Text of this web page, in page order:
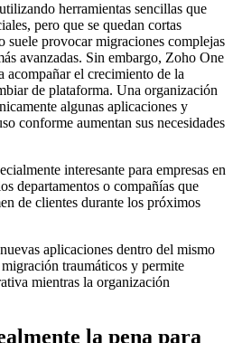
herramientas sencillas que
pero que se quedan cortas
suele provocar migraciones complejas
avanzadas. Sin embargo, Zoho One
acompañar el crecimiento de la
de plataforma. Una organización
algunas aplicaciones y
conforme aumentan sus necesidades
interesante para empresas en
departamentos o compañías que
de clientes durante los próximos
aplicaciones dentro del mismo
traumáticos y permite
mientras la organización
la pena para